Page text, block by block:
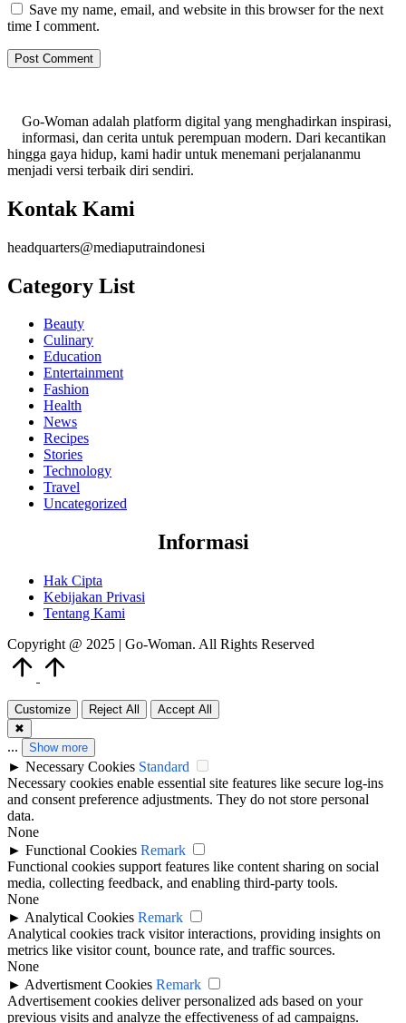
Save my name, email, and website in this browser for the next
time I comment.
Go-Woman adalah platform digital yang menghadirkan inspirasi,
informasi, dan cerita untuk perempuan modern. Dari kecantikan
hingga gaya hidup, kami hadir untuk menemani perjalananmu
menjadi versi terbaik diri sendiri.
Kontak Kami
headquarters@mediaputraindonesi
Category List
Beauty
Culinary
Education
Entertainment
Fashion
Health
News
Recipes
Stories
Technology
Travel
Uncategorized
Informasi
Hak Cipta
Kebijakan Privasi
Tentang Kami
Copyright @ 2025 | Go-Woman. All Rights Reserved
Customize Reject All
Accept All
✖
... Show more
► Necessary Cookies Standard
Necessary cookies enable essential site features like secure log-ins
and consent preference adjustments. They do not store personal
data.
None
► Functional Cookies Remark
Functional cookies support features like content sharing on social
media, collecting feedback, and enabling third-party tools.
None
► Analytical Cookies Remark
Analytical cookies track visitor interactions, providing insights on
metrics like visitor count, bounce rate, and traffic sources.
None
► Advertisment Cookies Remark
Advertisement cookies deliver personalized ads based on your
previous visits and analyze the effectiveness of ad campaigns.